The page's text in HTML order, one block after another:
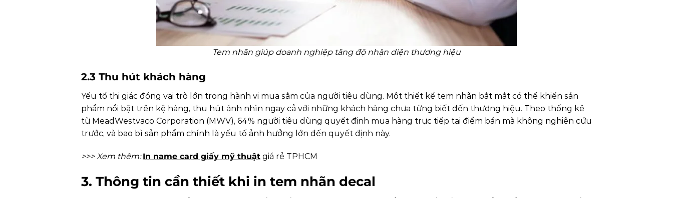
Tem nhãn giúp doanh nghiệp tăng độ nhận diện thương hiệu
2.3 Thu hút khách hàng
Yếu tố thị giác đóng vai trò lớn trong hành vi mua sắm của người tiêu dùng. Một thiết kế tem nhãn bắt mắt có thể khiến sản
phẩm nổi bật trên kệ hàng, thu hút ánh nhìn ngay cả với những khách hàng chưa từng biết đến thương hiệu. Theo thống kê
từ MeadWestvaco Corporation (MWV), 64% người tiêu dùng quyết định mua hàng trực tiếp tại điểm bán mà không nghiên cứu
trước, và bao bì sản phẩm chính là yếu tố ảnh hưởng lớn đến quyết định này.
>>> Xem thêm: In name card giấy mỹ thuật giá rẻ TPHCM
3. Thông tin cần thiết khi in tem nhãn decal